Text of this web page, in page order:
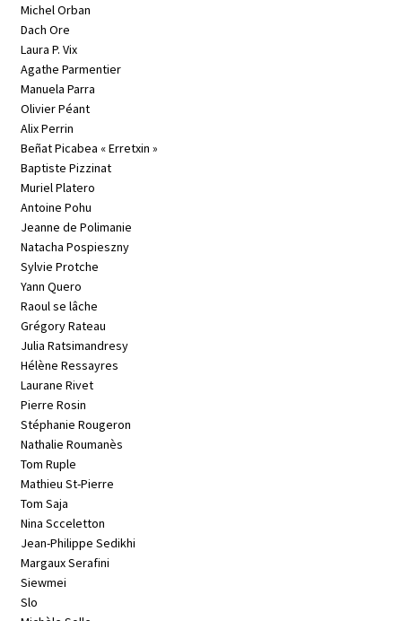
Michel Orban
Dach Ore
Laura P. Vix
Agathe Parmentier
Manuela Parra
Olivier Péant
Alix Perrin
Beñat Picabea « Erretxin »
Baptiste Pizzinat
Muriel Platero
Antoine Pohu
Jeanne de Polimanie
Natacha Pospieszny
Sylvie Protche
Yann Quero
Raoul se lâche
Grégory Rateau
Julia Ratsimandresy
Hélène Ressayres
Laurane Rivet
Pierre Rosin
Stéphanie Rougeron
Nathalie Roumanès
Tom Ruple
Mathieu St-Pierre
Tom Saja
Nina Scceletton
Jean-Philippe Sedikhi
Margaux Serafini
Siewmei
Slo